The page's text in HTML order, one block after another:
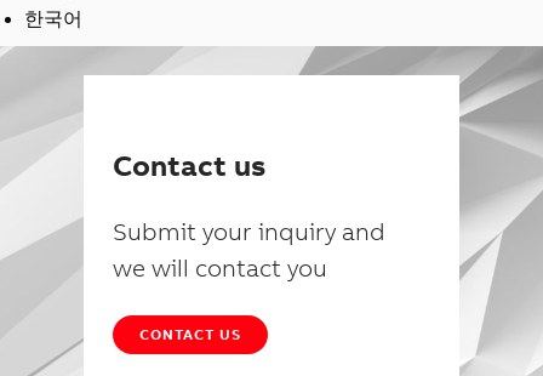
한국어
Contact us
Submit your inquiry and
we will contact you
CONTACT US